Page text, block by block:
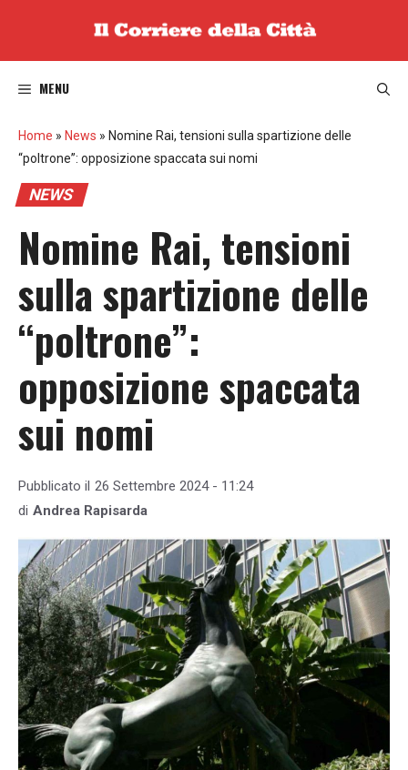
MENU
Home » News » Nomine Rai, tensioni sulla spartizione delle
“poltrone”: opposizione spaccata sui nomi
NEWS
Nomine Rai, tensioni
sulla spartizione delle
“poltrone”:
opposizione spaccata
sui nomi
Pubblicato il 26 Settembre 2024 - 11:24
di Andrea Rapisarda